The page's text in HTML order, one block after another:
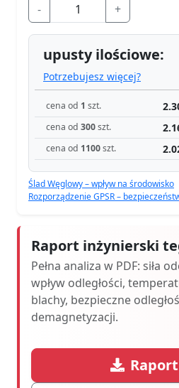
- +
upusty ilościowe:
Potrzebujesz więcej?
cena od 1 szt.
cena od 300szt.
cena od 1100szt.
Ślad Węglowy – wpływ na środowisko
Rozporządzenie GPSR –
Raport inżynierski
Pełna analiza w PDF: siła
wpływ odległości,
blachy, bezpieczne
demagnetyzacji.